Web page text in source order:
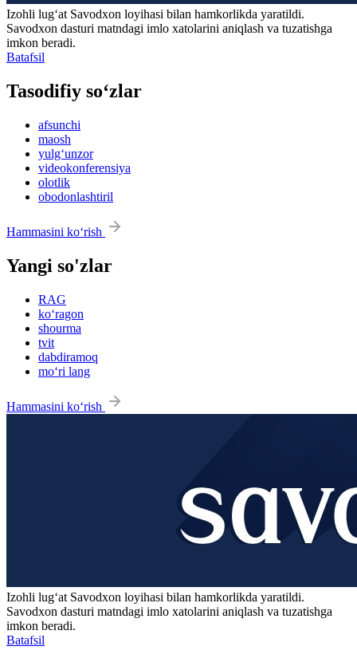
Izohli lugʻat Savodxon loyihasi bilan hamkorlikda yaratildi.
Savodxon dasturi matndagi imlo xatolarini aniqlash va tuzatishga
imkon beradi.
Batafsil
Tasodifiy so‘zlar
afsunchi
maosh
yulg‘unzor
videokonferensiya
olotlik
obodonlashtiril
Hammasini ko‘rish
Yangi so'zlar
RAG
ko‘ragon
shourma
tvit
dabdiramoq
mo‘ri lang
Hammasini ko‘rish
Izohli lugʻat Savodxon loyihasi bilan hamkorlikda yaratildi.
Savodxon dasturi matndagi imlo xatolarini aniqlash va tuzatishga
imkon beradi.
Batafsil